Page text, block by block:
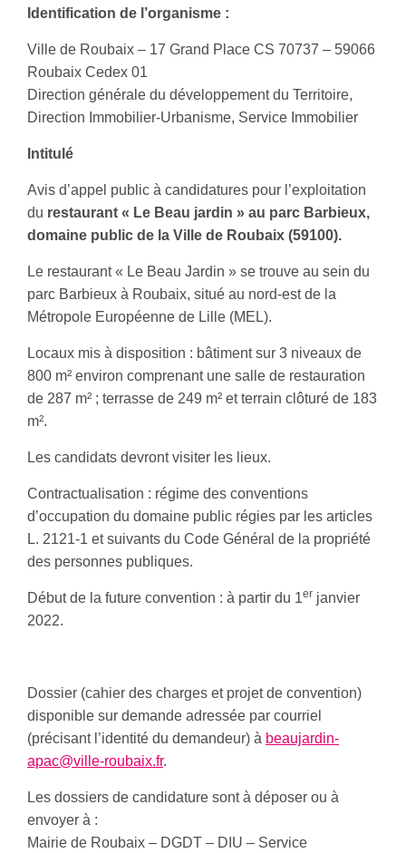
Identification de l’organisme :
Ville de Roubaix – 17 Grand Place CS 70737 – 59066
Roubaix Cedex 01
Direction générale du développement du Territoire,
Direction Immobilier-Urbanisme, Service Immobilier
Intitulé
Avis d’appel public à candidatures pour l’exploitation
du restaurant « Le Beau jardin » au parc Barbieux,
domaine public de la Ville de Roubaix (59100).
Le restaurant « Le Beau Jardin » se trouve au sein du
parc Barbieux à Roubaix, situé au nord-est de la
Métropole Européenne de Lille (MEL).
Locaux mis à disposition : bâtiment sur 3 niveaux de
800 m² environ comprenant une salle de restauration
de 287 m² ; terrasse de 249 m² et terrain clôturé de 183
m².
Les candidats devront visiter les lieux.
Contractualisation : régime des conventions
d’occupation du domaine public régies par les articles
L. 2121-1 et suivants du Code Général de la propriété
des personnes publiques.
Début de la future convention : à partir du 1er janvier
2022.
Dossier (cahier des charges et projet de convention)
disponible sur demande adressée par courriel
(précisant l’identité du demandeur) à beaujardin-
apac@ville-roubaix.fr.
Les dossiers de candidature sont à déposer ou à
envoyer à :
Mairie de Roubaix – DGDT – DIU – Service